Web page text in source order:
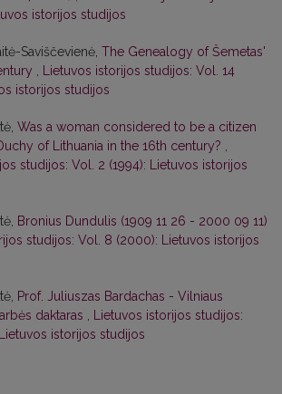
istorijos studijos
Saviščevienė, The Genealogy of Šemetas'
Lietuvos istorijos studijos: Vol. 14
istorijos studijos
Was a woman considered to be a citizen
of Lithuania in the 16th century?
studijos: Vol. 2 (1994): Lietuvos istorijos
Bronius Dundulis (1909 11 26 - 2000 09 11)
studijos: Vol. 8 (2000): Lietuvos istorijos
Prof. Juliuszas Bardachas - Vilniaus
daktaras
Lietuvos istorijos studijos:
istorijos studijos